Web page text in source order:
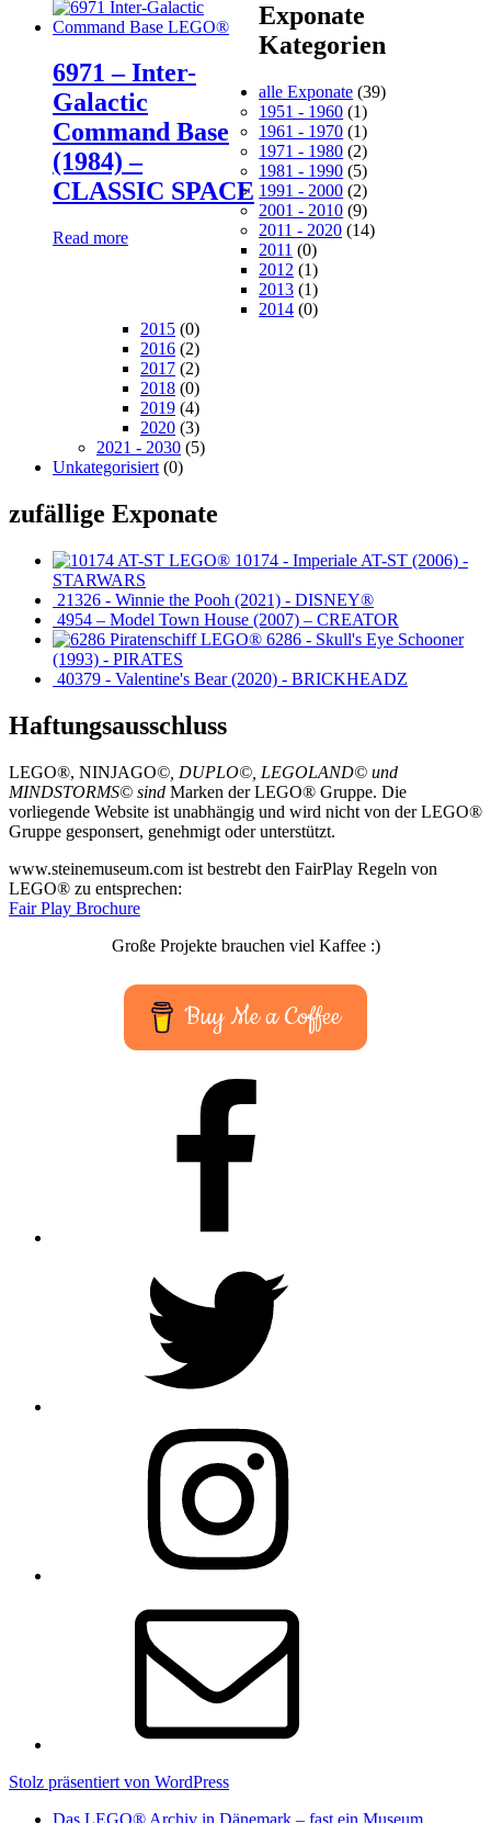
6971 – Inter-
Galactic
Command Base
(1984) –
CLASSIC SPACE
Read more
Exponate
Kategorien
alle Exponate (39)
1951 - 1960 (1)
1961 - 1970 (1)
1971 - 1980 (2)
1981 - 1990 (5)
1991 - 2000 (2)
2001 - 2010 (9)
2011 - 2020 (14)
2011 (0)
2012 (1)
2013 (1)
2014 (0)
2015 (0)
2016 (2)
2017 (2)
2018 (0)
2019 (4)
2020 (3)
2021 - 2030 (5)
Unkategorisiert (0)
zufällige Exponate
10174 - Imperiale AT-ST (2006) -
STARWARS
21326 - Winnie the Pooh (2021) - DISNEY®
4954 – Model Town House (2007) – CREATOR
6286 - Skull's Eye Schooner
(1993) - PIRATES
40379 - Valentine's Bear (2020) - BRICKHEADZ
Haftungsausschluss
LEGO®, NINJAGO©, DUPLO©, LEGOLAND© und
MINDSTORMS© sind Marken der LEGO® Gruppe. Die
vorliegende Website ist unabhängig und wird nicht von der LEGO®
Gruppe gesponsert, genehmigt oder unterstützt.
www.steinemuseum.com ist bestrebt den FairPlay Regeln von
LEGO® zu entsprechen:
Fair Play Brochure
Große Projekte brauchen viel Kaffee :)
Buy Me a Coffee
Stolz präsentiert von WordPress
Das LEGO® Archiv in Dänemark – fast ein Museum